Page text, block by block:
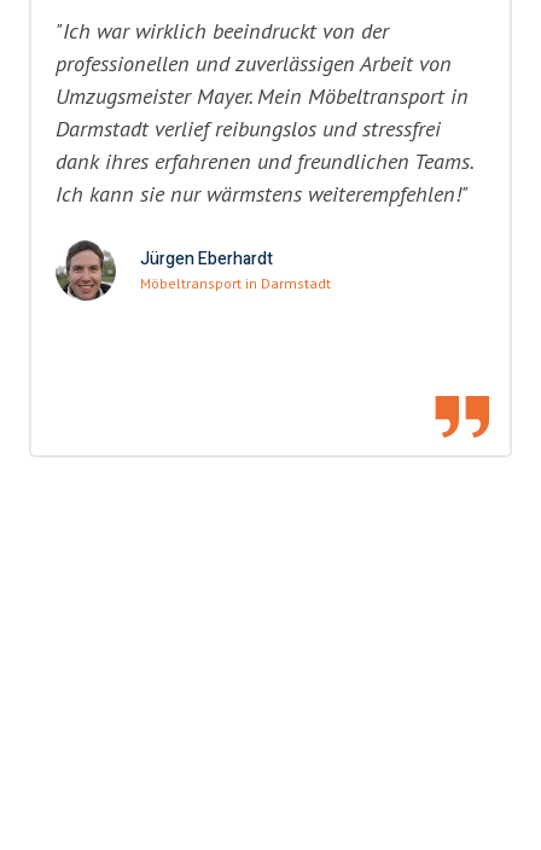
"Ich war wirklich beeindruckt von der
professionellen und zuverlässigen Arbeit von
Umzugsmeister Mayer. Mein Möbeltransport in
Darmstadt verlief reibungslos und stressfrei
dank ihres erfahrenen und freundlichen Teams.
Ich kann sie nur wärmstens weiterempfehlen!"
Jürgen Eberhardt
Möbeltransport in Darmstadt